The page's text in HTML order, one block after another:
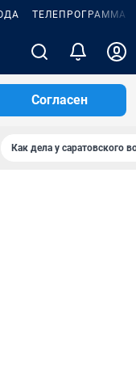
ТЕЛЕПРОГРАММА
Согласен
Как дела у саратовского